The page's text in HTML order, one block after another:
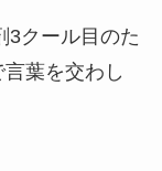
3クール目のた
葉を交わし